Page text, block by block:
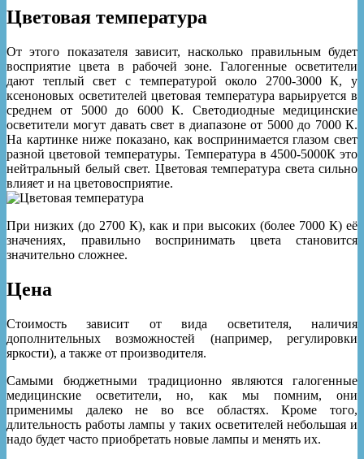
Цветовая температура
От этого показателя зависит, насколько правильным будет
восприятие цвета в рабочей зоне. Галогенные осветители
дают теплый свет с температурой около 2700-3000 К, у
ксеноновых осветителей цветовая температура варьируется в
среднем от 5000 до 6000 К. Светодиодные медицинские
осветители могут давать свет в диапазоне от 5000 до 7000 К.
На картинке ниже показано, как воспринимается глазом свет
разной цветовой температуры. Температура в 4500-5000К это
нейтральный белый свет. Цветовая температура света сильно
влияет и на цветовосприятие.
При низких (до 2700 К), как и при высоких (более 7000 К) её
значениях, правильно воспринимать цвета становится
значительно сложнее.
Цена
Стоимость зависит от вида осветителя, наличия
дополнительных возможностей (например, регулировки
яркости), а также от производителя.
Самыми бюджетными традиционно являются галогенные
медицинские осветители, но, как мы помним, они
применимы далеко не во все областях. Кроме того,
длительность работы лампы у таких осветителей небольшая и
надо будет часто приобретать новые лампы и менять их.